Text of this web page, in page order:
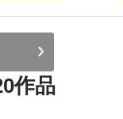
作品